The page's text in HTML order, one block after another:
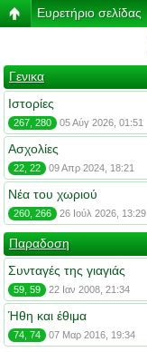
Ευρετήριο σελίδας
Γενικα
Ιστορίες
267, 280 05 Αύγ 2026, 01:51
Ασχολίες
22, 22 09 Απρ 2024, 18:21
Νέα του χωριού
260, 266 26 Ιούλ 2026, 13:29
Παραδοση
Συνταγές της γιαγιάς
59, 59 22 Ιαν 2008, 21:34
Ήθη και έθιμα
74, 74 07 Μαρ 2016, 19:34